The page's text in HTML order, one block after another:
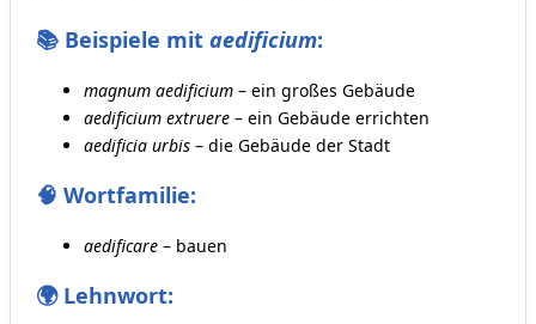
📚 Beispiele mit aedificium:
magnum aedificium – ein großes Gebäude
aedificium extruere – ein Gebäude errichten
aedificia urbis – die Gebäude der Stadt
🧠 Wortfamilie:
aedificare – bauen
🌍 Lehnwort: